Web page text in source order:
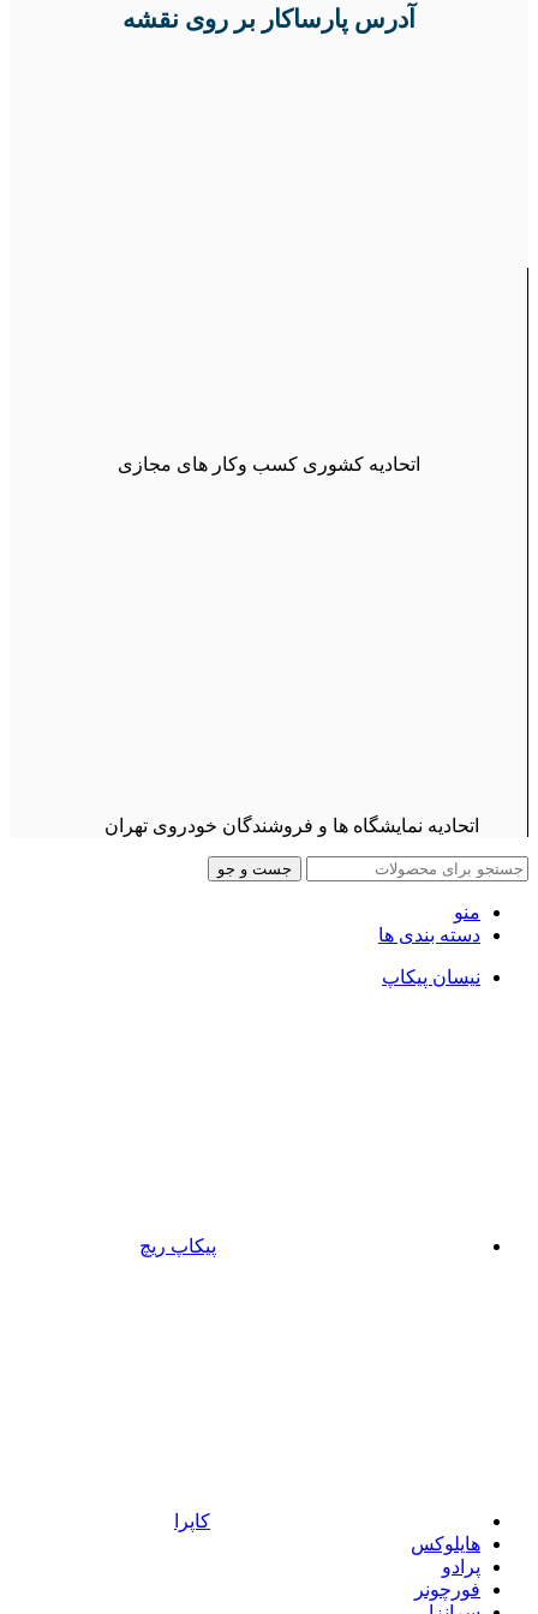
آدرس پارساکار بر روی نقشه
اتحادیه کشوری کسب وکار های مجازی
اتحادیه نمایشگاه ها و فروشندگان خودروی تهران
جست و جو
منو
دسته بندی ها
نیسان پیکاپ
پیکاپ ریچ
کاپرا
هایلوکس
پرادو
فورچونر